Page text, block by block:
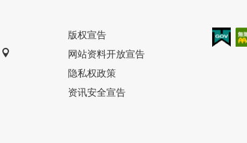
版权宣告
网站资料开放宣告
隐私权政策
资讯安全宣告